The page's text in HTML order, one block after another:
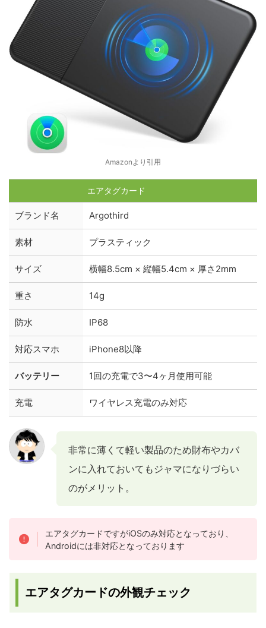
Amazonより引用
エアタグカード
ブランド名 Argothird
素材 プラスティック
サイズ 横幅8.5cm × 縦幅5.4cm × 厚さ2mm
重さ 14g
防水 IP68
対応スマホ iPhone8以降
バッテリー 1回の充電で3〜4ヶ月使用可能
充電 ワイヤレス充電のみ対応
非常に薄くて軽い製品のため財布やカバ
ンに入れておいてもジャマになりづらい
のがメリット。
エアタグカードですがiOSのみ対応となっており、
Androidには非対応となっております
エアタグカードの外観チェック